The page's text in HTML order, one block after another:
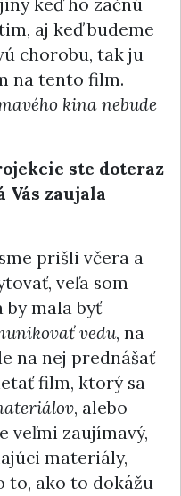
keď ho začnú
aj keď budeme
chorobu, tak ju
na tento film.
kina nebude
ste doteraz
Vás zaujala
prišli včera a
veľa som
mala byť
vedu, na
na nej prednášať
film, ktorý sa
, alebo
veľmi zaujímavý,
materiály,
to, ako to dokážu